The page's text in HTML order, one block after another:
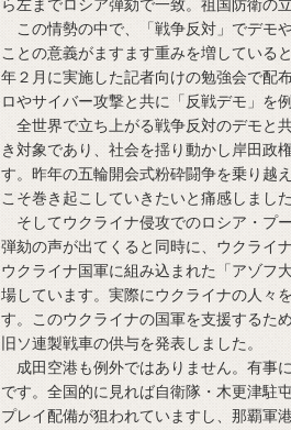
ら左までロシア弾劾で一致。祖国防衛の
この情勢の中で、「戦争反対」でデモ
ことの意義がますます重みを増している
年２月に実施した記者向けの勉強会で配
ロやサイバー攻撃と共に「反戦デモ」を
全世界で立ち上がる戦争反対のデモと
き対象であり、社会を揺り動かし岸田政
す。昨年の五輪開会式粉砕闘争を乗り越
こそ巻き起こしていきたいと痛感しました
そしてウクライナ侵攻でのロシア・プ
弾劾の声が出てくると同時に、ウクライ
ウクライナ国軍に組み込まれた「アゾフ
場しています。実際にウクライナの人々
す。このウクライナの国軍を支援するた
旧ソ連製戦車の供与を発表しました。
成田空港も例外ではありません。有事
です。全国的に見れば自衛隊・木更津駐
プレイ配備が狙われていますし、那覇軍